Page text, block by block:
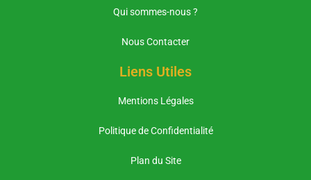
Qui sommes-nous ?
Nous Contacter
Liens Utiles
Mentions Légales
Politique de Confidentialité
Plan du Site